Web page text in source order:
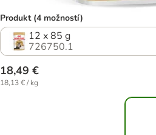
Produkt (4 možností)
12 x 85 g
726750.1
18,49 €
18,13 € / kg